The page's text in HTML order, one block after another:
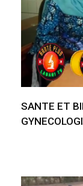
SANTE ET